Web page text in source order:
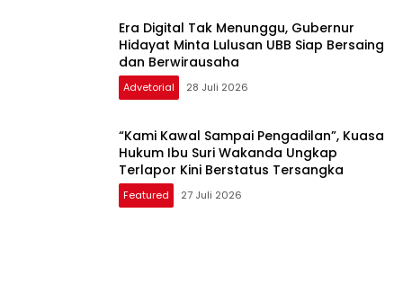
Era Digital Tak Menunggu, Gubernur
Hidayat Minta Lulusan UBB Siap Bersaing
dan Berwirausaha
Advetorial 28 Juli 2026
“Kami Kawal Sampai Pengadilan”, Kuasa
Hukum Ibu Suri Wakanda Ungkap
Terlapor Kini Berstatus Tersangka
Featured 27 Juli 2026